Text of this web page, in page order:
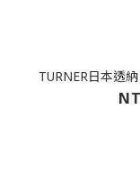
TURNER日本透